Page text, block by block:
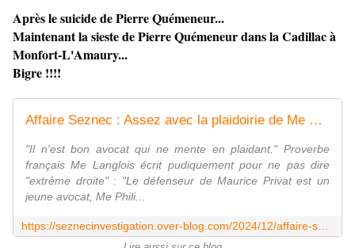
Après le suicide de Pierre Quémeneur...
Maintenant la sieste de Pierre Quémeneur dans la Cadillac à
Monfort-L'Amaury...
Bigre !!!!
Affaire Seznec : Assez avec la plaidoirie de Me Philippe Lamour..... - Affaire Seznec Investigation
"Il n'est bon avocat qui ne mente en plaidant." Proverbe
français Me Langlois écrit pudiquement pour ne pas dire
"extrême droite" : "Le défenseur de Maurice Privat est un
jeune avocat, Me Phili...